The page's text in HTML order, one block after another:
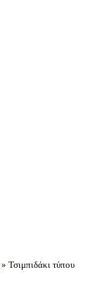
» Τσιμπιδάκι τύπου